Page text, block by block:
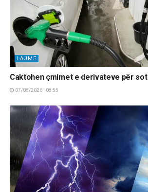
LAJME
Caktohen çmimet e derivateve për sot
07/08/2026 | 08:55